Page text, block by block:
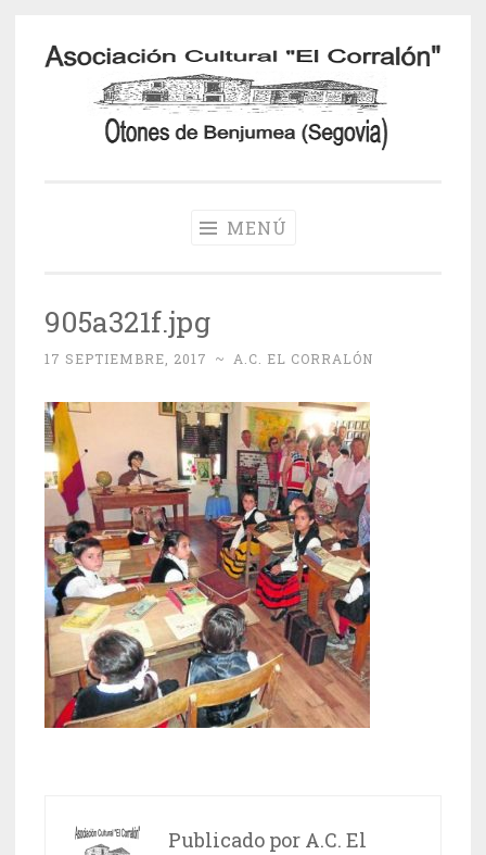
Saltar
contenido
MENÚ
905a321f.jpg
17 SEPTIEMBRE, 2017 ~ A.C. EL CORRALÓN
Publicado por A.C. El